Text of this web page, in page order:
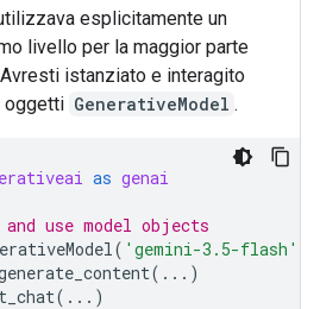
esplicitamente un
livello per la maggior parte
istanziato e interagito
oggetti GenerativeModel .
as genai
use model objects
( 'gemini-3.5-flash'
( ... )
( ... )